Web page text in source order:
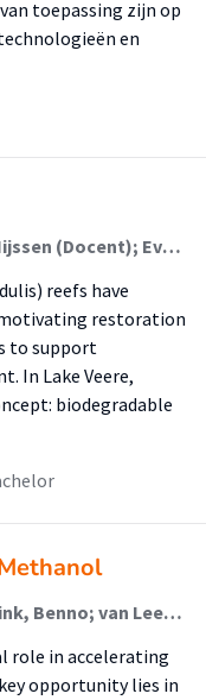
toepassing zijn op
en
Senne Posthumus (Student); Alco Nijssen (Docent); Eva Hartog (Begeleider)
reefs have
restoration
to support
In Lake Veere,
biodegradable
Gelten, Hans; Hemmer, Kim; Aalderink, Benno; van Leeuwen, Richard; Kurt, Zohre (Life Sciences & Renewable Energy)
role in accelerating
opportunity lies in